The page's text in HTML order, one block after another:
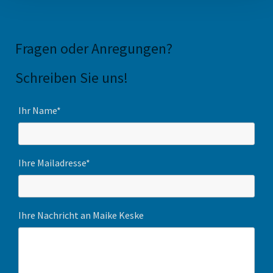
Fragen oder Anregungen?
Schreiben Sie uns!
Ihr Name*
Ihre Mailadresse*
Ihre Nachricht an Maike Keske